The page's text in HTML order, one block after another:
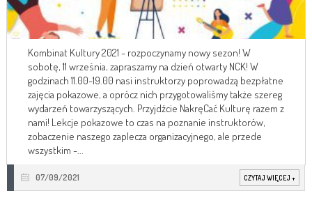
Kombinat Kultury 2021 - rozpoczynamy nowy sezon! W
sobotę, 11 września, zapraszamy na dzień otwarty NCK! W
godzinach 11.00-19.00 nasi instruktorzy poprowadzą bezpłatne
zajęcia pokazowe, a oprócz nich przygotowaliśmy także szereg
wydarzeń towarzyszących. Przyjdźcie NakręCać Kulturę razem z
nami! Lekcje pokazowe to czas na poznanie instruktorów,
zobaczenie naszego zaplecza organizacyjnego, ale przede
wszystkim -...
07/09/2021 CZYTAJ WIĘCEJ +